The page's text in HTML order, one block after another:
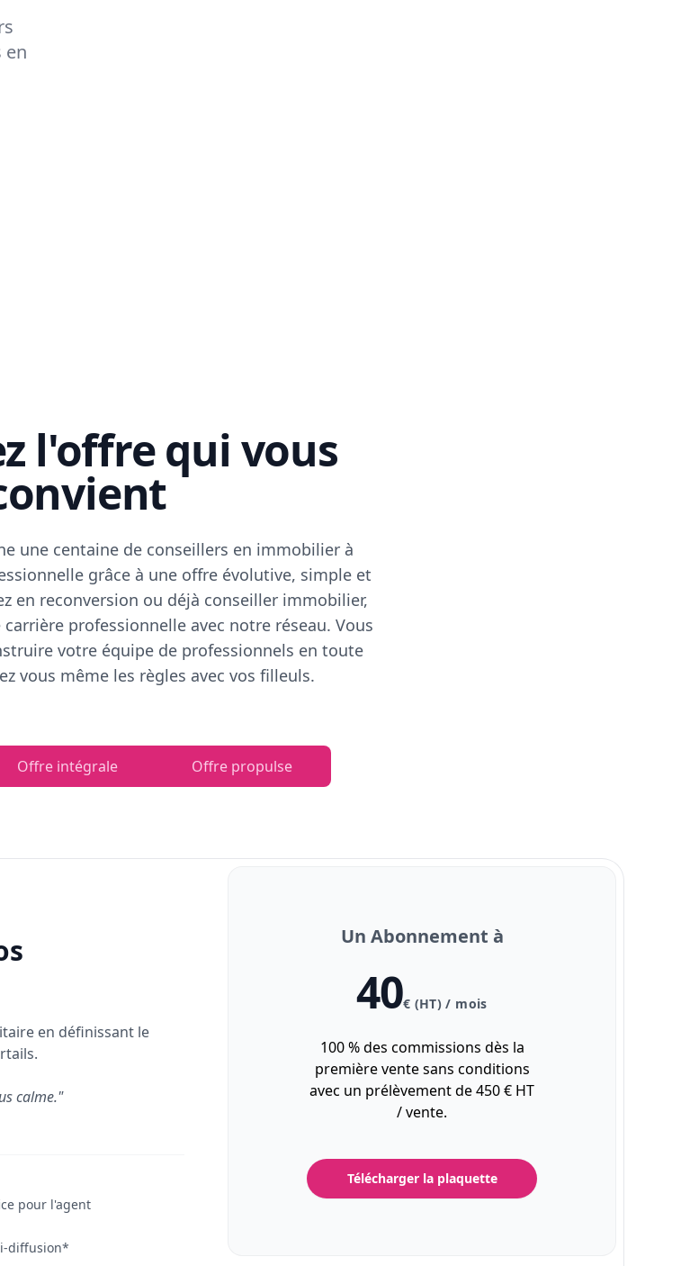
en
l'offre qui vous
une centaine de conseillers en immobilier à
grâce à une offre évolutive, simple et
en reconversion ou déjà conseiller immobilier,
professionnelle avec notre réseau. Vous
votre équipe de professionnels en toute
vous même les règles avec vos filleuls.
Offre intégrale Offre propulse
en définissant le
calme."
pour l'agent
diffusion*
Un Abonnement à
40€ (HT) / mois
100 % des commissions dès la
première vente sans conditions
avec un prélèvement de 450 € HT
/ vente.
Télécharger la plaquette